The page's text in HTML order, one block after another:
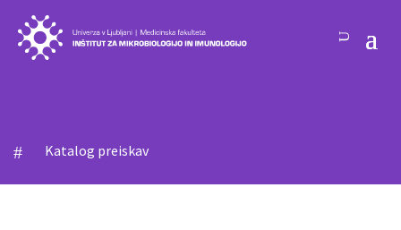
# Katalog preiskav